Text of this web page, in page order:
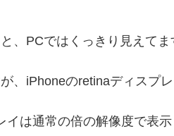
、PCではくっきり見えて
、iPhoneのretinaディスプ
イは通常の倍の解像度で表